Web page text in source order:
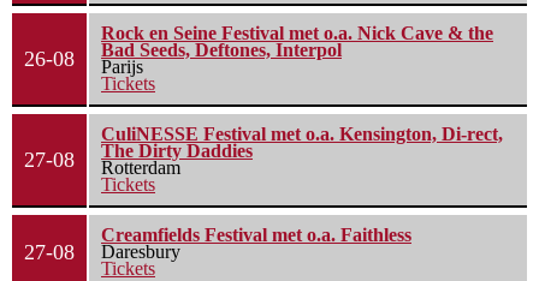
26-08
Rock en Seine Festival met o.a. Nick Cave & the
Bad Seeds, Deftones, Interpol
Parijs
Tickets
27-08
CuliNESSE Festival met o.a. Kensington, Di-rect,
The Dirty Daddies
Rotterdam
Tickets
27-08
Creamfields Festival met o.a. Faithless
Daresbury
Tickets